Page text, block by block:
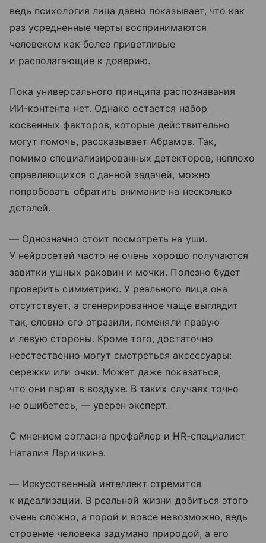
ведь психология лица давно показывает, что как
раз усредненные черты воспринимаются
человеком как более приветливые
и располагающие к доверию.
Пока универсального принципа распознавания
ИИ-контента нет. Однако остается набор
косвенных факторов, которые действительно
могут помочь, рассказывает Абрамов. Так,
помимо специализированных детекторов, неплохо
справляющихся с данной задачей, можно
попробовать обратить внимание на несколько
деталей.
— Однозначно стоит посмотреть на уши.
У нейросетей часто не очень хорошо получаются
завитки ушных раковин и мочки. Полезно будет
проверить симметрию. У реального лица она
отсутствует, а сгенерированное чаще выглядит
так, словно его отразили, поменяли правую
и левую стороны. Кроме того, достаточно
неестественно могут смотреться аксессуары:
сережки или очки. Может даже показаться,
что они парят в воздухе. В таких случаях точно
не ошибетесь, — уверен эксперт.
С мнением согласна профайлер и HR-специалист
Наталия Ларичкина.
— Искусственный интеллект стремится
к идеализации. В реальной жизни добиться этого
очень сложно, а порой и вовсе невозможно, ведь
строение человека задумано природой, а его